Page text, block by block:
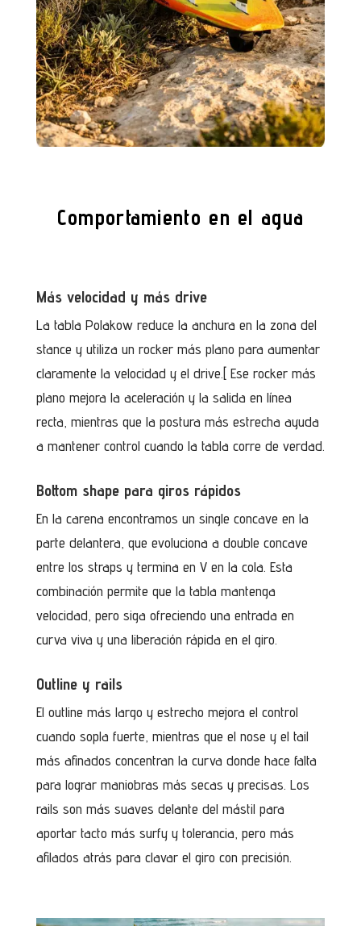
Comportamiento en el agua
Más velocidad y más drive
La tabla Polakow reduce la anchura en la zona del
stance y utiliza un rocker más plano para aumentar
claramente la velocidad y el drive.[ Ese rocker más
plano mejora la aceleración y la salida en línea
recta, mientras que la postura más estrecha ayuda
a mantener control cuando la tabla corre de verdad.
Bottom shape para giros rápidos
En la carena encontramos un single concave en la
parte delantera, que evoluciona a double concave
entre los straps y termina en V en la cola. Esta
combinación permite que la tabla mantenga
velocidad, pero siga ofreciendo una entrada en
curva viva y una liberación rápida en el giro.
Outline y rails
El outline más largo y estrecho mejora el control
cuando sopla fuerte, mientras que el nose y el tail
más afinados concentran la curva donde hace falta
para lograr maniobras más secas y precisas. Los
rails son más suaves delante del mástil para
aportar tacto más surfy y tolerancia, pero más
afilados atrás para clavar el giro con precisión.